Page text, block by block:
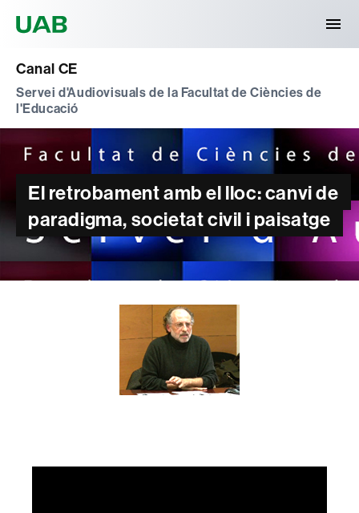
Canal CE
Servei d'Audiovisuals de la Facultat de Ciències de
l'Educació
El retrobament amb el lloc: canvi de
paradigma, societat civil i paisatge